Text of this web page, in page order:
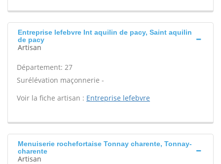
Entreprise lefebvre Int aquilin de pacy, Saint aquilin
de pacy
Artisan
Département: 27
Surélévation maçonnerie -
Voir la fiche artisan : Entreprise lefebvre
Menuiserie rochefortaise Tonnay charente, Tonnay-
charente
Artisan